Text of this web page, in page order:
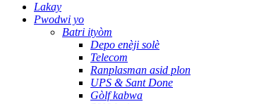
Lakay
Pwodwi yo
Batri ityòm
Depo enèji solè
Telecom
Ranplasman asid plon
UPS & Sant Done
Gòlf kabwa